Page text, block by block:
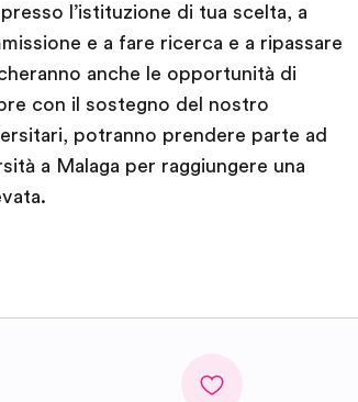
l’istituzione di tua scelta, a
e a fare ricerca e a ripassare
anche le opportunità di
con il sostegno del nostro
potranno prendere parte ad
a Malaga per raggiungere una